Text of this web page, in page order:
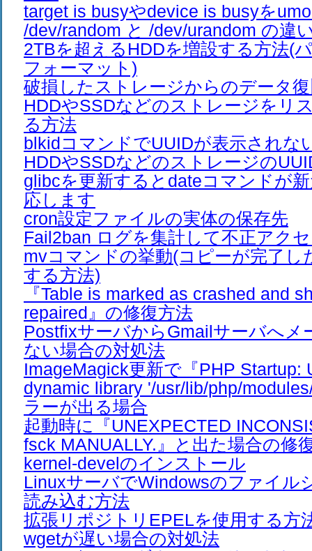
target is busyやdevice is busyを
/dev/random と /dev/urandom の違
2TBを超えるHDDを増設する方法(
フォーマット)
破損したストレージからのデータ
HDDやSSDなどのストレージをリ
る方法
blkidコマンドでUUIDが表示されな
HDDやSSDなどのストレージの
glibcを更新するとdateコマンドが
応します
cron設定ファイルの実体の保存先
Fail2ban ログを集計して不正アク
mvコマンドの挙動(コピーが完了し
する方法)
『Table is marked as crashed and
repaired』の修復方法
PostfixサーバからGmailサーバへメ
ない場合の対処法
ImageMagick更新で『PHP Startup:
dynamic library '/usr/lib/php/
ラーが出る場合
起動時に『UNEXPECTED
fsck MANUALLY.』と出た場合の修
kernel-develのインストール
LinuxサーバでWindowsのファイル
読み込む方法
拡張リポジトリEPELを使用する方
wgetが遅い場合の対処法